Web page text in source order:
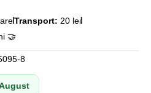
Transport: 20 lei
🤝
8